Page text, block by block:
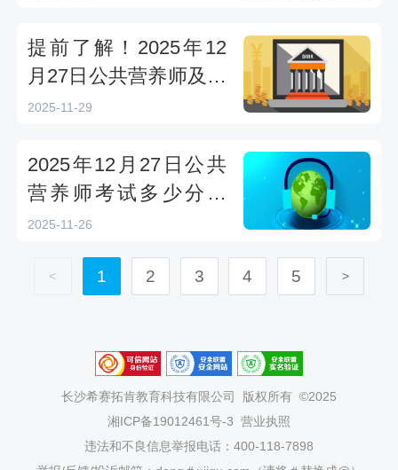
提前了解！2025年12
月27日公共营养师及格
线及题型、扣分明细
2025-11-29
2025年12月27日公共
营养师考试多少分及
格？分数线评分规则考
2025-11-26
< 1 2 3 4 5 >
长沙希赛拓肯教育科技有限公司
版权所有 ©2025
湘ICP备19012461号-3 营业执照
违法和不良信息举报电话：400-118-7898